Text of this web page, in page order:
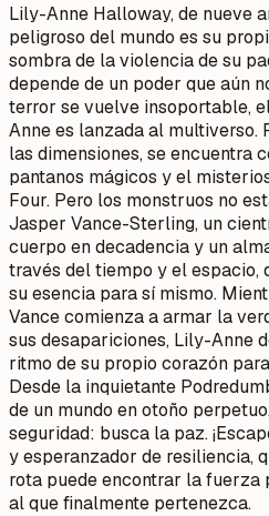
Lily-Anne Halloway, de nueve
peligroso del mundo es su
sombra de la violencia de su
depende de un poder que aún
terror se vuelve insoportable,
Anne es lanzada al multiverso.
las dimensiones, se encuentra
pantanos mágicos y el
Four. Pero los monstruos no
Jasper Vance-Sterling, un
cuerpo en decadencia y un
través del tiempo y el espacio,
su esencia para sí mismo.
Vance comienza a armar la
sus desapariciones, Lily-Anne
ritmo de su propio corazón
Desde la inquietante
de un mundo en otoño
seguridad: busca la paz.
y esperanzador de resiliencia,
rota puede encontrar la fuerza
al que finalmente pertenezca.